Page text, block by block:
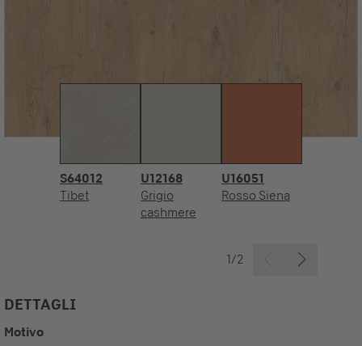
S64012
Tibet
U12168
Grigio
cashmere
U16051
Rosso Siena
1/2
DETTAGLI
Motivo